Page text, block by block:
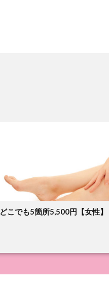
どこでも5箇所5,500円【女性】